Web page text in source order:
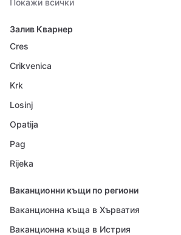
Покажи всички
Залив Кварнер
Cres
Crikvenica
Krk
Losinj
Opatija
Pag
Rijeka
Ваканционни къщи по региони
Ваканционна къща в Хърватия
Ваканционна къща в Истрия